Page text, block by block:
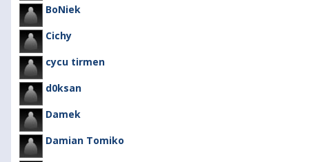
BoNiek
Cichy
cycu tirmen
d0ksan
Damek
Damian Tomiko